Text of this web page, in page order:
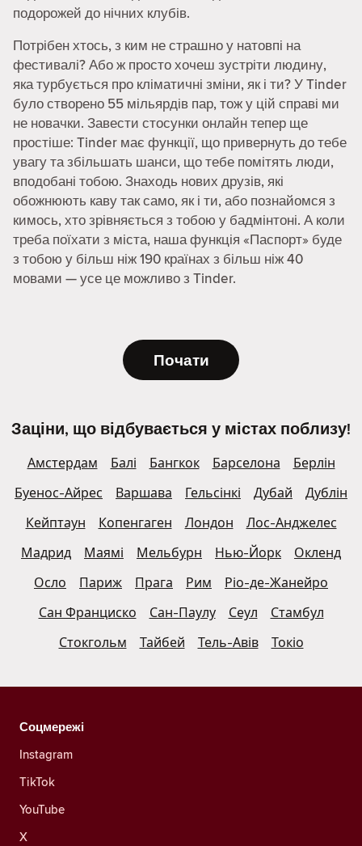
подорожей до нічних клубів.
Потрібен хтось, з ким не страшно у натовпі на
фестивалі? Або ж просто хочеш зустріти людину,
яка турбується про кліматичні зміни, як і ти? У Tinder
було створено 55 мільярдів пар, тож у цій справі ми
не новачки. Завести стосунки онлайн тепер ще
простіше: Tinder має функції, що привернуть до тебе
увагу та збільшать шанси, що тебе помітять люди,
вподобані тобою. Знаходь нових друзів, які
обожнюють каву так само, як і ти, або познайомся з
кимось, хто зрівняється з тобою у бадмінтоні. А коли
треба поїхати з міста, наша функція «Паспорт» буде
з тобою у більш ніж 190 країнах з більш ніж 40
мовами — усе це можливо з Tinder.
Почати
Заціни, що відбувається у містах поблизу!
Амстердам Балі Бангкок Барселона
Берлін
Буенос-Айрес
Варшава Гельсінкі Дубай
Дублін
Кейптаун
Копенгаген Лондон
Лос-Анджелес
Мадрид
Маямі Мельбурн Нью-Йорк
Окленд
Осло
Париж Прага Рим
Ріо-де-Жанейро
Сан Франциско
Сан-Паулу Сеул
Стамбул
Стокгольм
Тайбей Тель-Авів Токіо
Соцмережі
Instagram
TikTok
YouTube
X